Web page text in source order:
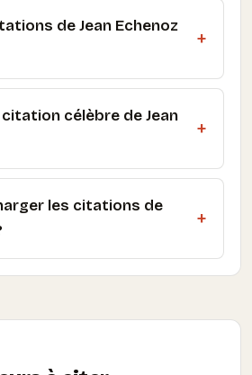
de Jean Echenoz
célèbre de Jean
les citations de